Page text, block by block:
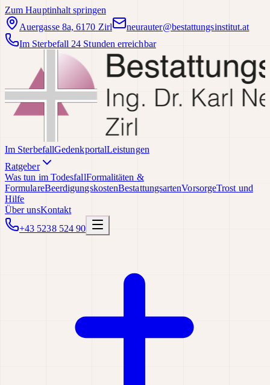
Zum Hauptinhalt springen
Auergasse 8a, 6170 Zirl
neurauter@bestattungsinstitut.at
Im Sterbefall 24 Stunden erreichbar
Im SterbefallGedenkportalLeistungen
Ratgeber
Was tun im TodesfallFormalitäten &
FormulareBeerdigungskostenBestattungsartenVorsorgeTrost und
Hilfe
Über unsKontakt
+43 5238 524 90